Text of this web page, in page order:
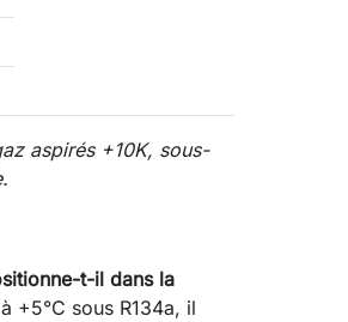
aspirés +10K, sous-
t-il dans la
+5°C sous R134a, il